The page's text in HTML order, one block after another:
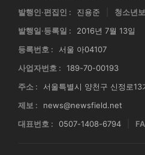
발행인·편집인 :
진용준 청소년
발행일·등록일 :
2016년 7월 13일
등록번호 :
서울 아04107
사업자번호 :
189-70-00193
주소 :
서울특별시 양천구 신정로13
제보 :
news@newsfield.net
대표번호 :
0507-1408-6794